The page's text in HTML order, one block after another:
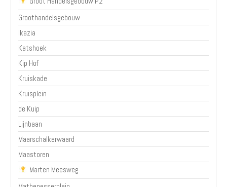
Groothandelsgebouw
Ikazia
Katshoek
Kip Hof
Kruiskade
Kruisplein
de Kuip
Lijnbaan
Maarschalkerwaard
Maastoren
Marten Meesweg